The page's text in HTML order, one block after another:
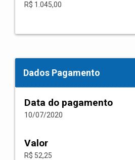
R$ 1.045,00
Dados Pagamento
Data do pagamento
10/07/2020
Valor
R$ 52,25